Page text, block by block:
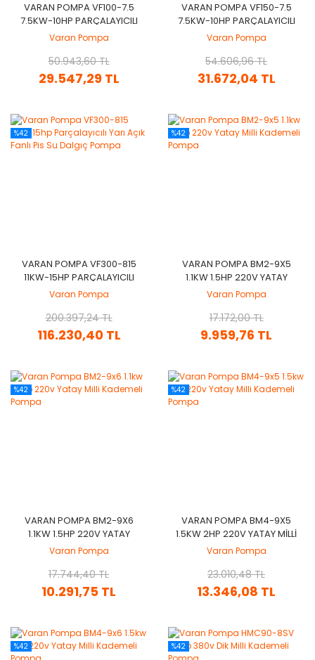
VARAN POMPA VF100-7.5
7.5KW-10HP PARÇALAYICILI
YARI AÇIK FANLI PIS SU
DALGIÇ POMPA
Varan Pompa
29.547,29 TL
50.943,60 TL
VARAN POMPA VF150-7.5
7.5KW-10HP PARÇALAYICILI
YARI AÇIK FANLI PIS SU
DALGIÇ POMPA
Varan Pompa
31.672,04 TL
54.606,96 TL
%42
VARAN POMPA VF300-815
11KW-15HP PARÇALAYICILI
YARI AÇIK FANLI PIS SU
DALGIÇ POMPA
Varan Pompa
116.230,40 TL
200.397,24 TL
%42
VARAN POMPA BM2-9X5
1.1KW 1.5HP 220V YATAY
MILLI KADEMELI POMPA
Varan Pompa
9.959,76 TL
17.172,00 TL
%42
VARAN POMPA BM2-9X6
1.1KW 1.5HP 220V YATAY
MILLI KADEMELI POMPA
Varan Pompa
10.291,75 TL
17.744,40 TL
%42
VARAN POMPA BM4-9X5
1.5KW 2HP 220V YATAY MILLI
KADEMELI POMPA
Varan Pompa
13.346,08 TL
23.010,48 TL
%42 %42